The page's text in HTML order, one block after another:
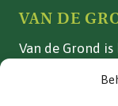
VAN DE
Van de Grond